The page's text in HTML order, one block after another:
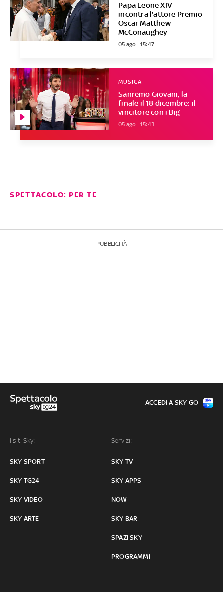
Papa Leone XIV
incontra l'attore Premio
Oscar Matthew
McConaughey
05 ago - 15:47
Sanremo Giovani, la
finale il 18 dicembre: il
vincitore con i Big
MUSICA
05 ago - 15:43
SPETTACOLO: PER TE
PUBBLICITÀ
I siti Sky:
SKY SPORT
SKY TG24
SKY VIDEO
SKY ARTE
Servizi:
SKY TV
SKY APPS
NOW
SKY BAR
SPAZI SKY
PROGRAMMI
ACCEDI A SKY GO